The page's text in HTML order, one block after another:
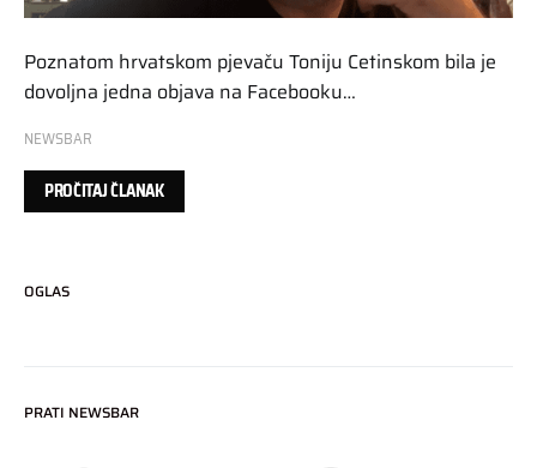
Poznatom hrvatskom pjevaču Toniju Cetinskom bila je
dovoljna jedna objava na Facebooku…
NEWSBAR
PROČITAJ ČLANAK
OGLAS
PRATI NEWSBAR